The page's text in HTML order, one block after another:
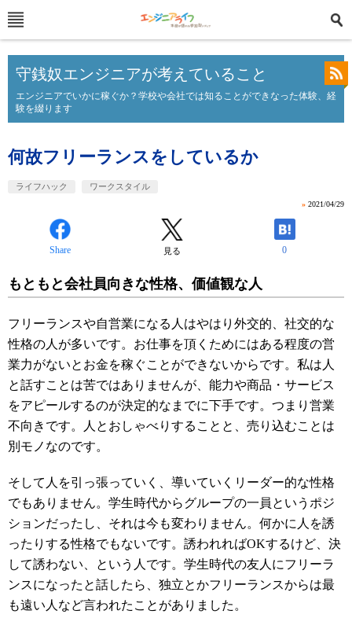
守銭奴エンジニアが考えていること
エンジニアでいかに稼ぐか？学校や会社では知ることができなった体験、経
験を綴ります
何故フリーランスをしているか
ライフハック ワークスタイル
» 2021/04/29
Share 見る 0
もともと会社員向きな性格、価値観な人
フリーランスや自営業になる人はやはり外交的、社交的な
性格の人が多いです。お仕事を頂くためにはある程度の営
業力がないとお金を稼ぐことができないからです。私は人
と話すことは苦ではありませんが、能力や商品・サービス
をアピールするのが決定的なまでに下手です。つまり営業
不向きです。人とおしゃべりすることと、売り込むことは
別モノなのです。
そして人を引っ張っていく、導いていくリーダー的な性格
でもありません。学生時代からグループの一員というポジ
ションだったし、それは今も変わりません。何かに人を誘
ったりする性格でもないです。誘われればOKするけど、決
して誘わない、という人です。学生時代の友人にフリーラ
ンスになったと話したら、独立とかフリーランスからは最
も遠い人など言われたことがありました。